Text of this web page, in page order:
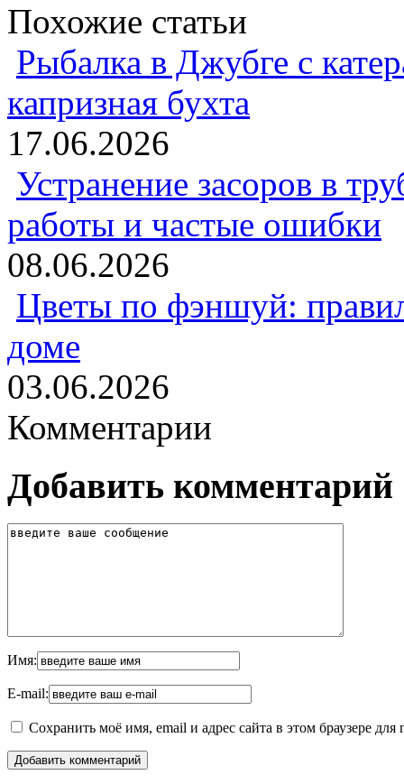
Похожие статьи
Рыбалка в Джубге с
капризная бухта
17.06.2026
Устранение засоров в
работы и частые ошибки
08.06.2026
Цветы по фэншуй:
доме
03.06.2026
Комментарии
Добавить комментарий
Имя:
E-mail:
Сохранить моё имя, email и адрес сайта в этом браузере